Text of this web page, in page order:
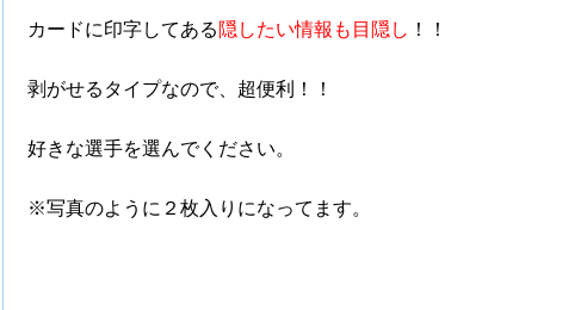
カードに印字してある 隠したい情報も目隠し ！！
剥がせるタイプなので、超便利！！
好きな選手を選んでください。
※写真のように２枚入りになってます。